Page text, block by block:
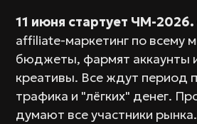
11 июня стартует ЧМ-2026.
affiliate-маркетинг по всему
бюджеты, фармят аккаунты
креативы. Все ждут период
трафика и "лёгких" денег.
думают все участники